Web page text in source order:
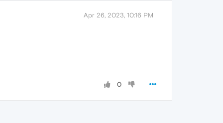
Apr 26, 2023, 10:16 PM
0